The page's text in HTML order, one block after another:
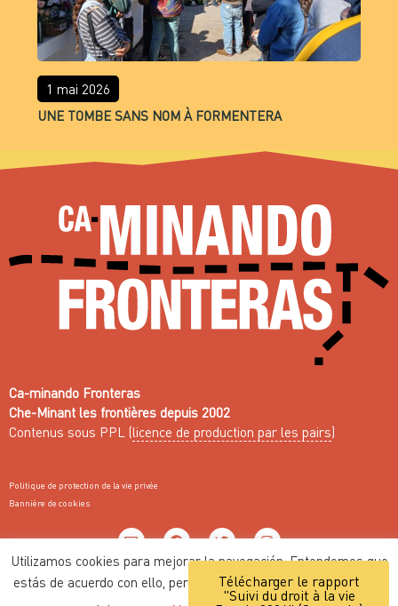
1 mai 2026
UNE TOMBE SANS NOM À FORMENTERA
Télécharger le rapport
"Suivi du droit à la vie
Ca-minando Fronteras
Che-Minant les frontières depuis 2002
Contenus sous PPL (licence de production par les pairs)
Politique de protection de la vie privée
Bannière de cookies
Web fait avec ♥ par Nodo Común
Utilizamos cookies para mejorar la navegación. Entendemos que
estás de acuerdo con ello, pero puedes personalizar los ajustes